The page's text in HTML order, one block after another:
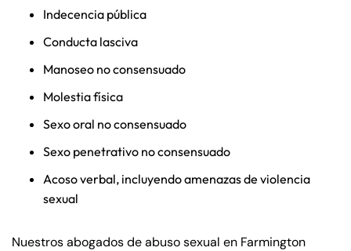
Indecencia pública
Conducta lasciva
Manoseo no consensuado
Molestia física
Sexo oral no consensuado
Sexo penetrativo no consensuado
Acoso verbal, incluyendo amenazas de violencia
sexual
Nuestros abogados de abuso sexual en Farmington